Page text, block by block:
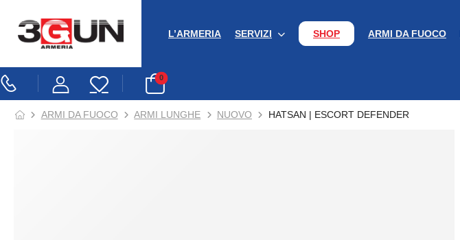
L’ARMERIA SERVIZI SHOP ARMI DA FUOCO
0
ARMI DA FUOCO ARMI LUNGHE NUOVO HATSAN | ESCORT DEFENDER